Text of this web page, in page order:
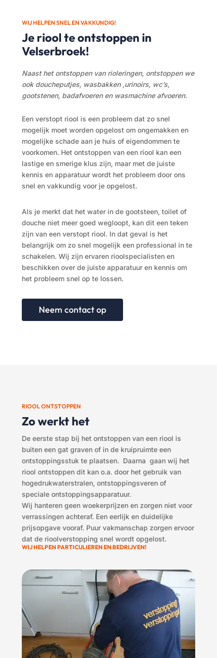
WIJ HELPEN SNEL EN VAKKUNDIG!
Je riool te ontstoppen in
Velserbroek!
Naast het ontstoppen van rioleringen, ontstoppen we
ook doucheputjes, wasbakken ,urinoirs, wc’s,
gootstenen, badafvoeren en wasmachine afvoeren.
Een verstopt riool is een probleem dat zo snel
mogelijk moet worden opgelost om ongemakken en
mogelijke schade aan je huis of eigendommen te
voorkomen. Het ontstoppen van een riool kan een
lastige en smerige klus zijn, maar met de juiste
kennis en apparatuur wordt het probleem door ons
snel en vakkundig voor je opgelost.
Als je merkt dat het water in de gootsteen, toilet of
douche niet meer goed wegloopt, kan dit een teken
zijn van een verstopt riool. In dat geval is het
belangrijk om zo snel mogelijk een professional in te
schakelen. Wij zijn ervaren rioolspecialisten en
beschikken over de juiste apparatuur en kennis om
het probleem snel op te lossen.
Neem contact op
RIOOL ONTSTOPPEN
Zo werkt het
De eerste stap bij het ontstoppen van een riool is
buiten een gat graven of in de kruipruimte een
ontstoppingsstuk te plaatsen. Daarna gaan wij het
riool ontstoppen dit kan o.a. door het gebruik van
hogedrukwaterstralen, ontstoppingsveren of
speciale ontstoppingsapparatuur.
Wij hanteren geen woekerprijzen en zorgen niet voor
verrassingen achteraf. Een eerlijk en duidelijke
prijsopgave vooraf. Puur vakmanschap zorgen ervoor
dat de rioolverstopping snel wordt opgelost.
WIJ HELPEN PARTICULIEREN EN BEDRIJVEN!